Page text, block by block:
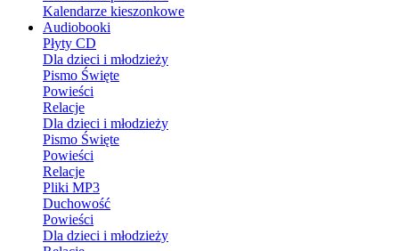
Kalendarze kieszonkowe
Audiobooki
Płyty CD
Dla dzieci i młodzieży
Pismo Święte
Powieści
Relacje
Dla dzieci i młodzieży
Pismo Święte
Powieści
Relacje
Pliki MP3
Duchowość
Powieści
Dla dzieci i młodzieży